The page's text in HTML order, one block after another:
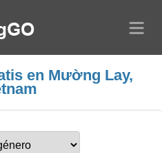
en Mường Lay,